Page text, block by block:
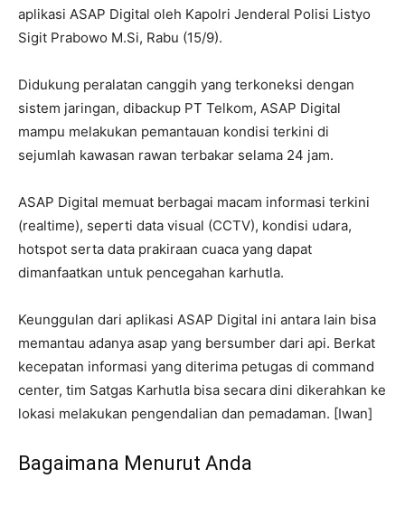
aplikasi ASAP Digital oleh Kapolri Jenderal Polisi Listyo
Sigit Prabowo M.Si, Rabu (15/9).
Didukung peralatan canggih yang terkoneksi dengan
sistem jaringan, dibackup PT Telkom, ASAP Digital
mampu melakukan pemantauan kondisi terkini di
sejumlah kawasan rawan terbakar selama 24 jam.
ASAP Digital memuat berbagai macam informasi terkini
(realtime), seperti data visual (CCTV), kondisi udara,
hotspot serta data prakiraan cuaca yang dapat
dimanfaatkan untuk pencegahan karhutla.
Keunggulan dari aplikasi ASAP Digital ini antara lain bisa
memantau adanya asap yang bersumber dari api. Berkat
kecepatan informasi yang diterima petugas di command
center, tim Satgas Karhutla bisa secara dini dikerahkan ke
lokasi melakukan pengendalian dan pemadaman. [Iwan]
Bagaimana Menurut Anda